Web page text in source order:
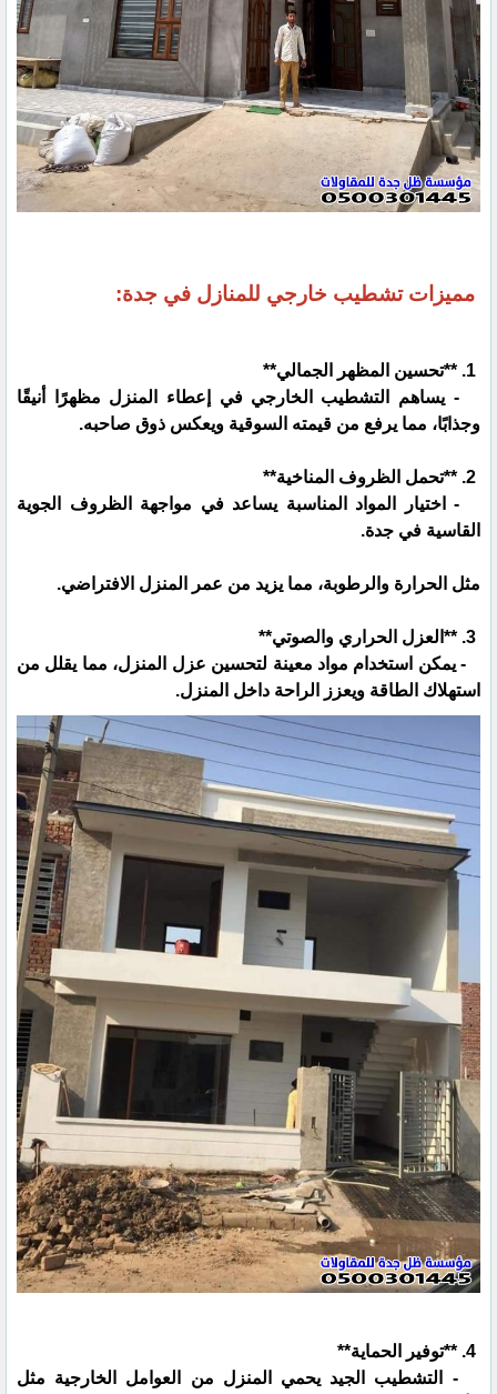
مميزات تشطيب خارجي للمنازل في جدة:
- يساهم التشطيب الخارجي في إعطاء المنزل مظهرًا أنيقًا
وجذابًا، مما يرفع من قيمته السوقية ويعكس ذوق صاحبه.
- اختيار المواد المناسبة يساعد في مواجهة الظروف الجوية
القاسية في جدة.
مثل الحرارة والرطوبة، مما يزيد من عمر المنزل الافتراضي.
- يمكن استخدام مواد معينة لتحسين عزل المنزل، مما يقلل من
استهلاك الطاقة ويعزز الراحة داخل المنزل.
- التشطيب الجيد يحمي المنزل من العوامل الخارجية مثل